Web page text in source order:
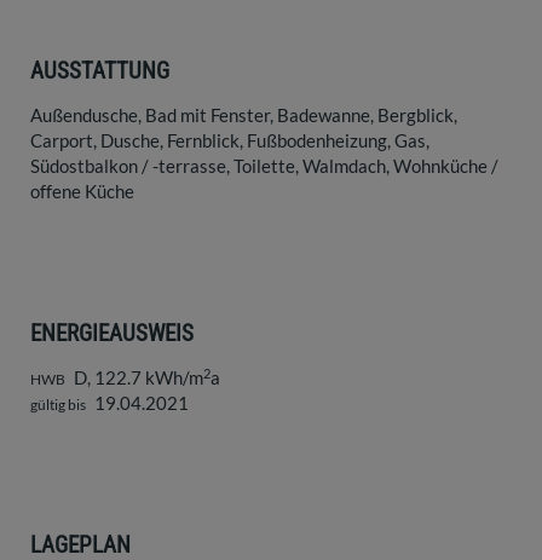
AUSSTATTUNG
Außendusche Bad mit Fenster Badewanne Bergblick
Carport Dusche Fernblick Fußbodenheizung Gas
Südostbalkon / -terrasse Toilette Walmdach Wohnküche /
offene Küche
ENERGIEAUSWEIS
HWB D, 122.7 kWh/m2a
gültig bis 19.04.2021
LAGEPLAN